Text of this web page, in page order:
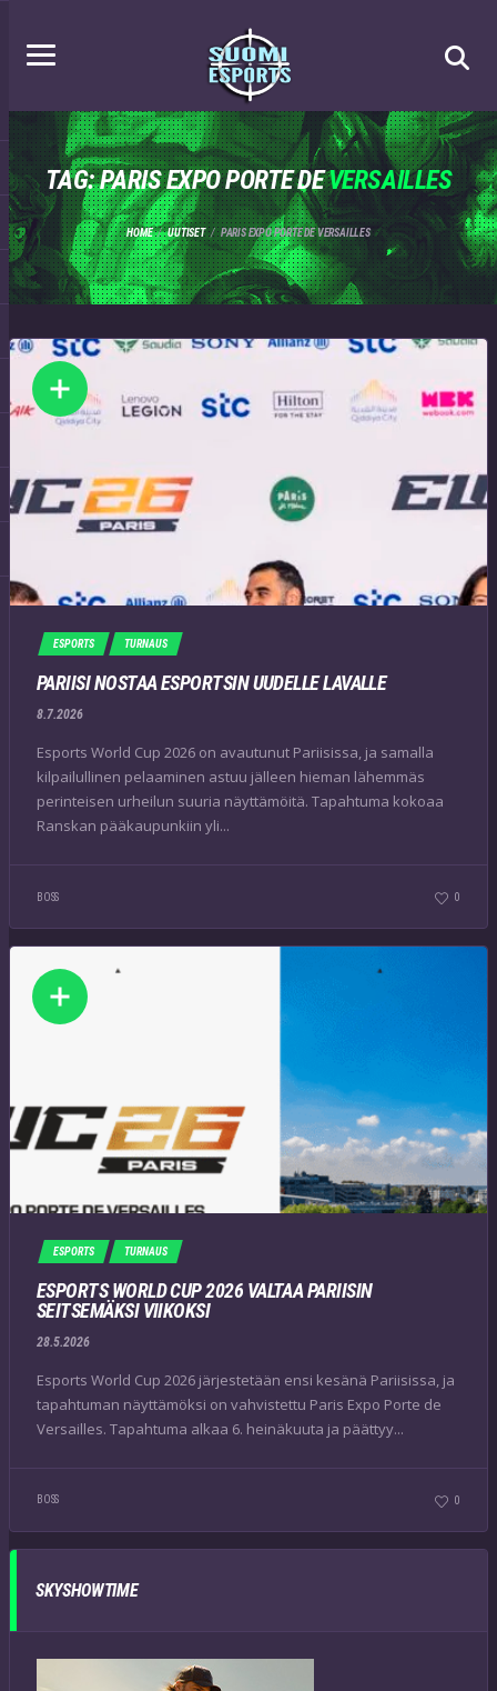
TAG: PARIS EXPO PORTE DEVERSAILLES
HOME UUTISET PARIS EXPO PORTE DE VERSAILLES
ESPORTS TURNAUS
PARIISI NOSTAA ESPORTSIN UUDELLE LAVALLE
8.7.2026
Esports World Cup 2026 on avautunut Pariisissa, ja samalla
kilpailullinen pelaaminen astuu jälleen hieman lähemmäs
perinteisen urheilun suuria näyttämöitä. Tapahtuma kokoaa
Ranskan pääkaupunkiin yli...
BOSS 0
ESPORTS TURNAUS
ESPORTS WORLD CUP 2026 VALTAA PARIISIN
SEITSEMÄKSI VIIKOKSI
28.5.2026
Esports World Cup 2026 järjestetään ensi kesänä Pariisissa, ja
tapahtuman näyttämöksi on vahvistettu Paris Expo Porte de
Versailles. Tapahtuma alkaa 6. heinäkuuta ja päättyy...
BOSS 0
SKYSHOWTIME